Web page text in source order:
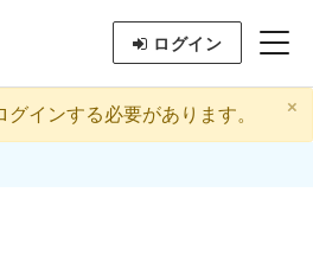
ログイン
×
インする必要があります。